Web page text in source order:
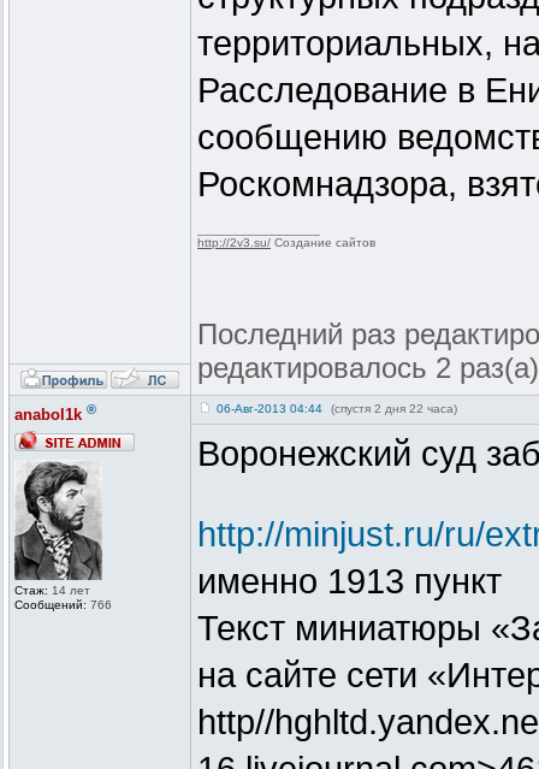
территориальных,
Расследование в
сообщению
Роскомнадзора,
http://2v3.su/ Создание сайтов
Последний раз
редактировалось 2 раз(а)
anabol1k ®
Стаж: 14 лет
Сообщений: 766
06-Авг-2013 04:44 (спустя 2 дня 22 часа)
Воронежский суд
http://minjust.ru/ru/
именно 1913 пункт
Текст миниатюры
на сайте сети
http//